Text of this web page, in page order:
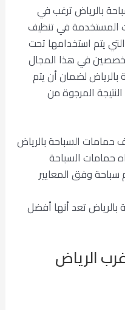
بالرياض ترغب في
المستخدمة في تنظيف
يتم استخدامها تحت
في هذا المجال
لضمان أن يتم
المرجوة من
السباحة بالرياض
حمامات السباحة
وفق المعايير
تعد أنها أفضل
الرياض